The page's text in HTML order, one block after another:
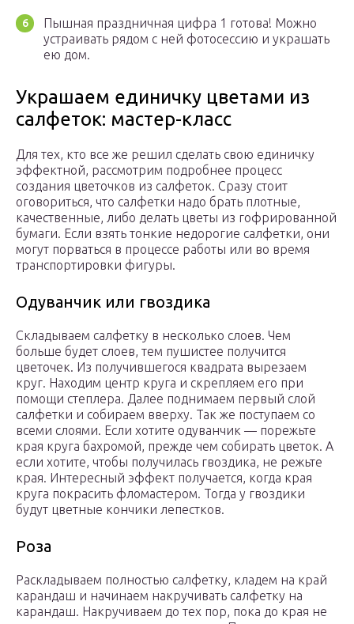
Пышная праздничная цифра 1 готова! Можно
устраивать рядом с ней фотосессию и украшать
ею дом.
Украшаем единичку цветами из
салфеток: мастер-класс
Для тех, кто все же решил сделать свою единичку
эффектной, рассмотрим подробнее процесс
создания цветочков из салфеток. Сразу стоит
оговориться, что салфетки надо брать плотные,
качественные, либо делать цветы из гофрированной
бумаги. Если взять тонкие недорогие салфетки, они
могут порваться в процессе работы или во время
транспортировки фигуры.
Одуванчик или гвоздика
Складываем салфетку в несколько слоев. Чем
больше будет слоев, тем пушистее получится
цветочек. Из получившегося квадрата вырезаем
круг. Находим центр круга и скрепляем его при
помощи степлера. Далее поднимаем первый слой
салфетки и собираем вверху. Так же поступаем со
всеми слоями. Если хотите одуванчик — порежьте
края круга бахромой, прежде чем собирать цветок. А
если хотите, чтобы получилась гвоздика, не режьте
края. Интересный эффект получается, когда края
круга покрасить фломастером. Тогда у гвоздики
будут цветные кончики лепестков.
Роза
Раскладываем полностью салфетку, кладем на край
карандаш и начинаем накручивать салфетку на
карандаш. Накручиваем до тех пор, пока до края не